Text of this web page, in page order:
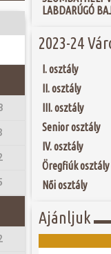
Az 1860-
birtokosa kezdte
és az 1930-
egyben
a
játékkal és
a lépést a
LABDARÚGÓ
I. osztály
II. osztály
III. osztály
Senior osztály
IV. osztály
Öregfiúk osztály
Női osztály
Ajánljuk